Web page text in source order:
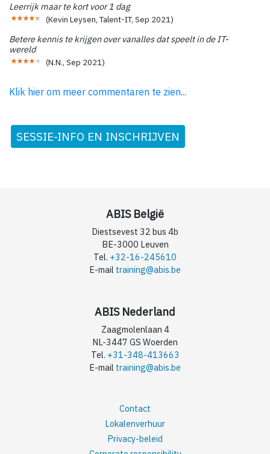
Leerrijk maar te kort voor 1 dag
(Kevin Leysen, Talent-IT, Sep 2021)
Betere kennis te krijgen over vanalles dat speelt in de IT-
wereld
(N.N., Sep 2021)
Klik hier om meer commentaren te zien...
SESSIE-INFO EN INSCHRIJVEN
ABIS België
Diestsevest 32 bus 4b
BE-3000 Leuven
Tel. +32-16-245610
E-mail training@abis.be
ABIS Nederland
Zaagmolenlaan 4
NL-3447 GS Woerden
Tel. +31-348-413663
E-mail training@abis.be
Contact
Lokalenverhuur
Privacy-beleid